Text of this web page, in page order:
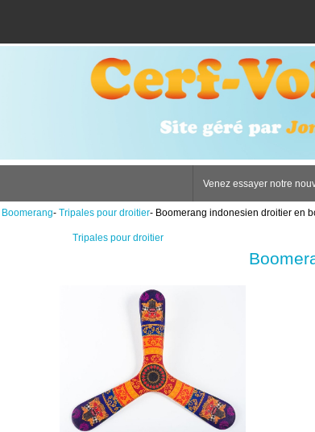
Venez essayer notre
Boomerang- Tripales pour droitier- Boomerang indonesien droitier en
Tripales pour droitier